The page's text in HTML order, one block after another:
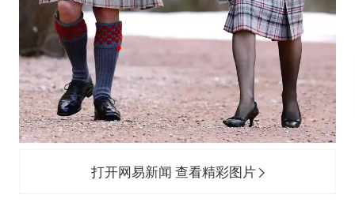
打开网易新闻 查看精彩图片